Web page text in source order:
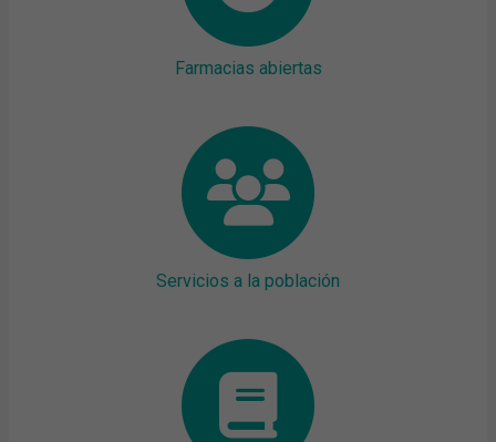
Farmacias abiertas
Servicios a la población